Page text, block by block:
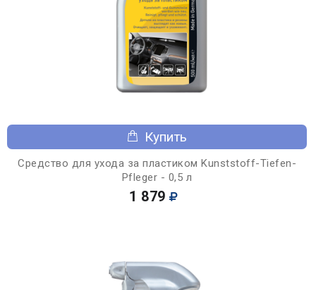
Купить
Средство для ухода за пластиком Kunststoff-Tiefen-
Pfleger - 0,5 л
1 879